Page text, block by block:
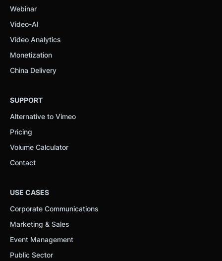
Webinar
Video-AI
Video Analytics
Monetization
China Delivery
SUPPORT
Alternative to Vimeo
Pricing
Volume Calculator
Contact
USE CASES
Corporate Communications
Marketing & Sales
Event Management
Public Sector